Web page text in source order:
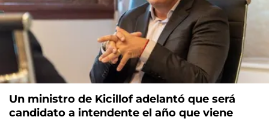
Un ministro de Kicillof adelantó que será
candidato a intendente el año que viene